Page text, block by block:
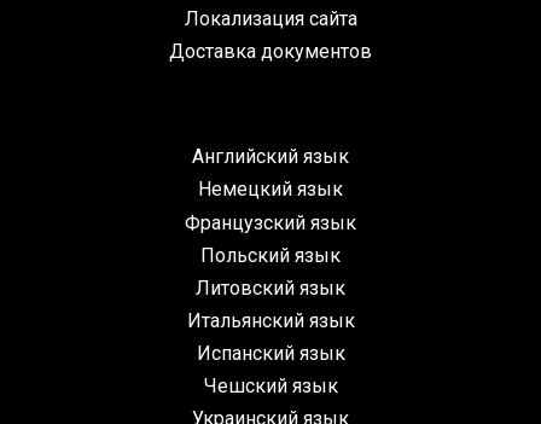
Локализация сайта
Доставка документов
Английский язык
Немецкий язык
Французский язык
Польский язык
Литовский язык
Итальянский язык
Испанский язык
Чешский язык
Украинский язык